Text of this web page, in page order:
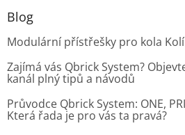
Blog
Modulární přístřešky pro kola
Zajímá vás Qbrick System?
kanál plný tipů a návodů
Průvodce Qbrick System: ONE,
Která řada je pro vás ta pravá?